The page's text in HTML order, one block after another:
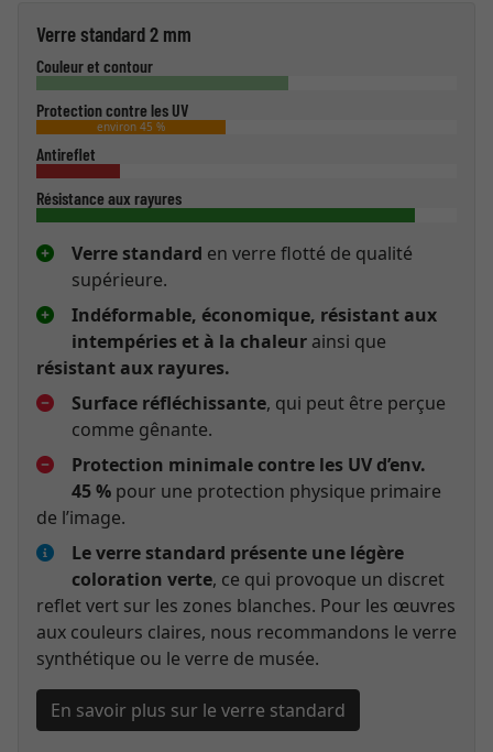
Verre standard 2 mm
Couleur et contour
Protection contre les UV
environ 45 %
Antireflet
Résistance aux rayures
Verre standard en verre flotté de qualité
supérieure.
Indéformable, économique, résistant aux
intempéries et à la chaleur ainsi que
résistant aux rayures.
Surface réfléchissante, qui peut être perçue
comme gênante.
Protection minimale contre les UV d’env.
45 % pour une protection physique primaire
de l’image.
Le verre standard présente une légère
coloration verte, ce qui provoque un discret
reflet vert sur les zones blanches. Pour les œuvres
aux couleurs claires, nous recommandons le verre
synthétique ou le verre de musée.
En savoir plus sur le verre standard